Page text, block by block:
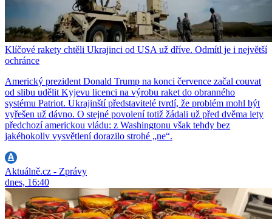
Klíčové rakety chtěli Ukrajinci od USA už dříve. Odmítl je i největší
ochránce
Americký prezident Donald Trump na konci července začal couvat
od slibu udělit Kyjevu licenci na výrobu raket do obranného
systému Patriot. Ukrajinští představitelé tvrdí, že problém mohl být
vyřešen už dávno. O stejné povolení totiž žádali už před dvěma lety
předchozí americkou vládu: z Washingtonu však tehdy bez
jakéhokoliv vysvětlení dorazilo strohé „ne“.
Aktuálně.cz - Zprávy
dnes, 16:40